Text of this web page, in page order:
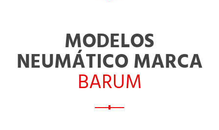
MODELOS
NEUMÁTICO MARCA
BARUM